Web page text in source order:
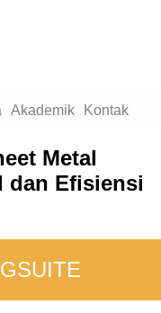
Akademik Kontak
Metal
dan Efisiensi